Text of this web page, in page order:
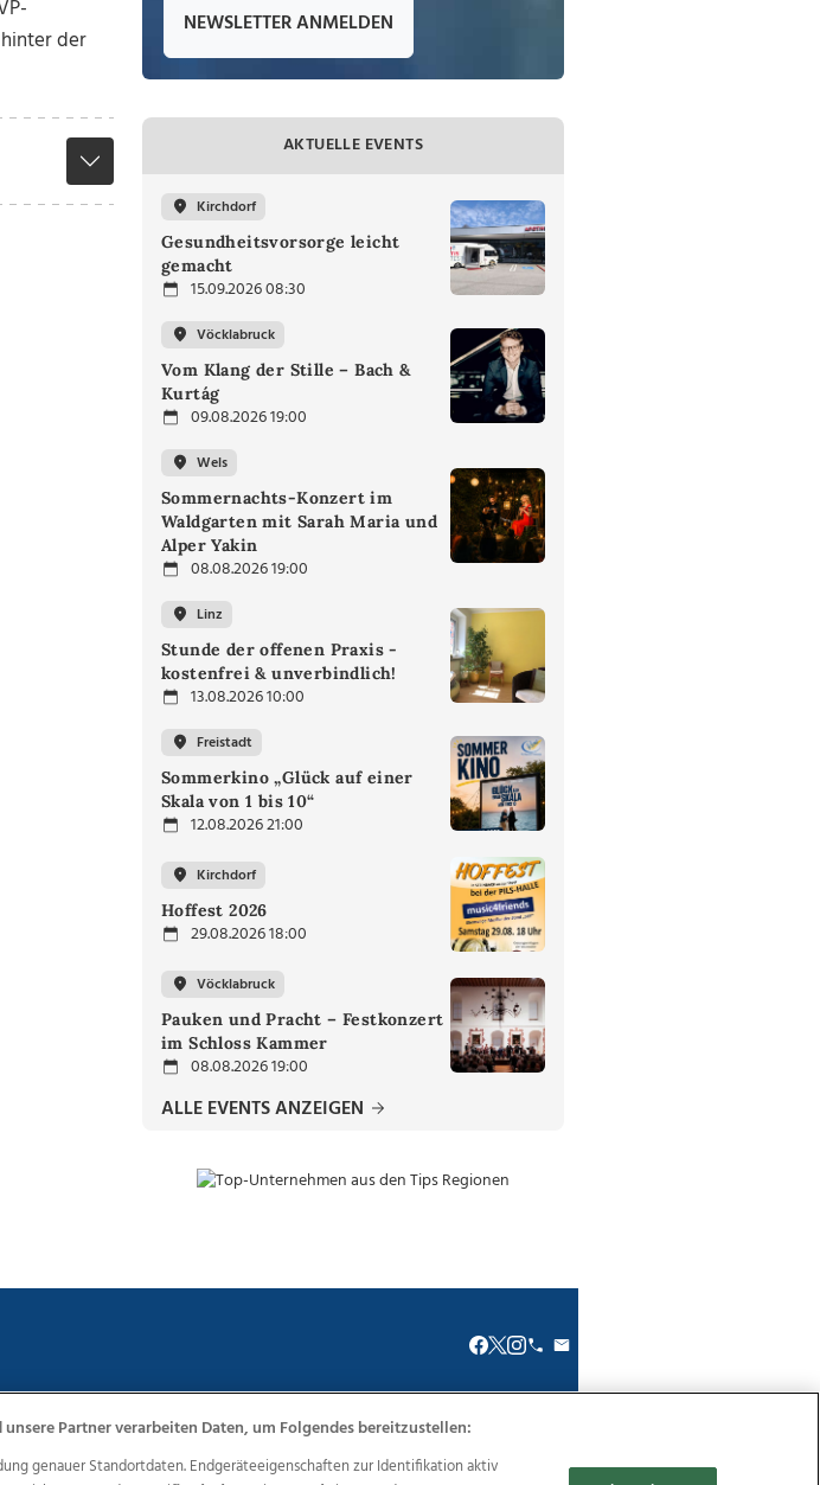
der
NEWSLETTER ANMELDEN
AKTUELLE EVENTS
Kirchdorf
Gesundheitsvorsorge leicht
gemacht
15.09.2026 08:30
Vöcklabruck
Vom Klang der Stille – Bach &
Kurtág
09.08.2026 19:00
Wels
Sommernachts-Konzert im
Waldgarten mit Sarah Maria und
Alper Yakin
08.08.2026 19:00
Linz
Stunde der offenen Praxis -
kostenfrei & unverbindlich!
13.08.2026 10:00
Freistadt
Sommerkino „Glück auf einer
Skala von 1 bis 10“
12.08.2026 21:00
Kirchdorf
Hoffest 2026
29.08.2026 18:00
Vöcklabruck
Pauken und Pracht – Festkonzert
im Schloss Kammer
08.08.2026 19:00
ALLE EVENTS ANZEIGEN
Ehrenkodex
Partner verarbeiten Daten, um Folgendes bereitzustellen:
genauer Standortdaten. Endgeräteeigenschaften zur Identifikation aktiv